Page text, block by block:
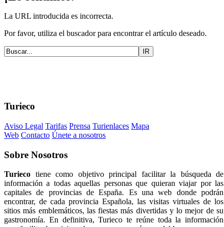
La URL introducida es incorrecta.
Por favor, utiliza el buscador para encontrar el artículo deseado.
Turieco
Aviso Legal Tarifas Prensa Turienlaces Mapa
Web Contacto Únete a nosotros
Sobre Nosotros
Turieco tiene como objetivo principal facilitar la búsqueda de
información a todas aquellas personas que quieran viajar por las
capitales de provincias de España. Es una web donde podrán
encontrar, de cada provincia Española, las visitas virtuales de los
sitios más emblemáticos, las fiestas más divertidas y lo mejor de su
gastronomía. En definitiva, Turieco te reúne toda la información